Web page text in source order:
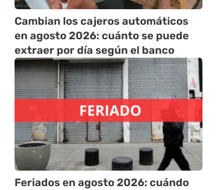
Cambian los cajeros automáticos
en agosto 2026: cuánto se puede
extraer por día según el banco
Feriados en agosto 2026: cuándo